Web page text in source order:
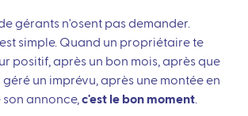
gérants n'osent pas demander.
simple. Quand un propriétaire te
positif, après un bon mois, après que
géré un imprévu, après une montée en
son annonce,c'est le bon moment